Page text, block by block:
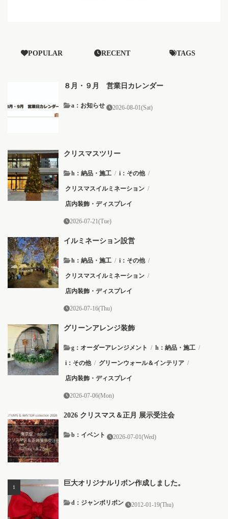
POPULAR RECENT TAGS
８月・９月 営業日カレンダー
a：お知らせ 2026-08-01(Sat)
クリスマスツリー
h：納品・施工 / i：その他 /
クリスマスイルミネーション /
店内装飾・ディスプレイ
2026-07-21(Tue)
イルミネーション設営
h：納品・施工 / i：その他 /
クリスマスイルミネーション /
店内装飾・ディスプレイ
2026-07-16(Thu)
グリーンアレンジ装飾
g：オーダーアレンジメント / h：納品・施工 /
i：その他 / グリーンウォール＆インテリア /
店内装飾・ディスプレイ
2026-07-06(Mon)
2026 クリスマス＆正月 展示受注会
b：イベント 2026-07-01(Wed)
巨大オリジナルリボン作成しました。
2012-01-19(Thu)
d：ジャンボリボン